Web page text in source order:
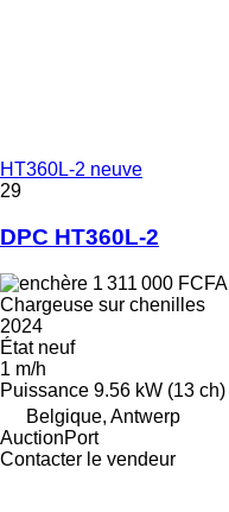
HT360L-2 neuve
29
DPC HT360L-2
1 311 000 FCFA
Chargeuse sur chenilles
2024
Étatneuf
1 m/h
Puissance 9.56 kW (13 ch)
Belgique, Antwerp
AuctionPort
Contacter le vendeur